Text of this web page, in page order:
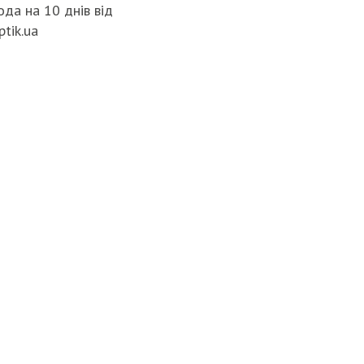
на 10 днів від